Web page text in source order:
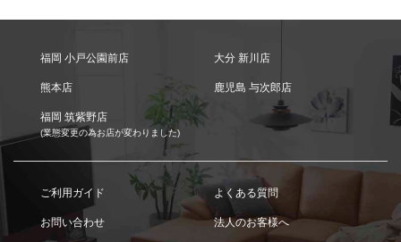
福岡 小戸公園前店 大分 新川店
熊本店 鹿児島 与次郎店
福岡 筑紫野店
(業態変更の為お店が変わりました)
ご利用ガイド よくある質問
お問い合わせ 法人のお客様へ